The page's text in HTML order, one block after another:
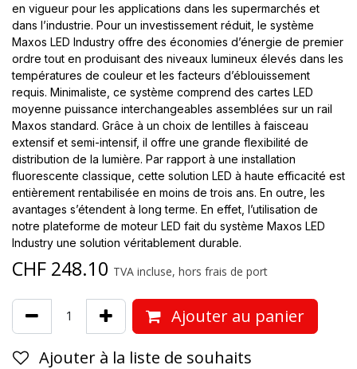
en vigueur pour les applications dans les supermarchés et
dans l’industrie. Pour un investissement réduit, le système
Maxos LED Industry offre des économies d’énergie de premier
ordre tout en produisant des niveaux lumineux élevés dans les
températures de couleur et les facteurs d’éblouissement
requis. Minimaliste, ce système comprend des cartes LED
moyenne puissance interchangeables assemblées sur un rail
Maxos standard. Grâce à un choix de lentilles à faisceau
extensif et semi-intensif, il offre une grande flexibilité de
distribution de la lumière. Par rapport à une installation
fluorescente classique, cette solution LED à haute efficacité est
entièrement rentabilisée en moins de trois ans. En outre, les
avantages s’étendent à long terme. En effet, l’utilisation de
notre plateforme de moteur LED fait du système Maxos LED
Industry une solution véritablement durable.
CHF 248.10 TVA incluse, hors frais de port
Ajouter au panier
Ajouter à la liste de souhaits